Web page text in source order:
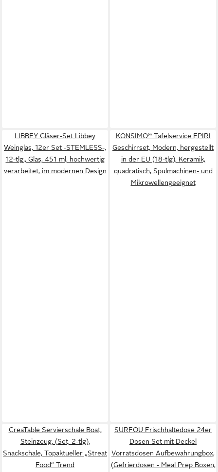
LIBBEY Gläser-Set Libbey
Weinglas, 12er Set -STEMLESS-,
12-tlg., Glas, 451 ml, hochwertig
verarbeitet, im modernen Design
KONSIMO® Tafelservice EPIRI
Geschirrset, Modern, hergestellt
in der EU (18-tlg), Keramik,
quadratisch, Spulmachinen- und
Mikrowellengeeignet
CreaTable Servierschale Boat,
Steinzeug, (Set, 2-tlg),
Snackschale, Topaktueller „Streat
Food“ Trend
SURFOU Frischhaltedose 24er
Dosen Set mit Deckel
Vorratsdosen Aufbewahrungbox,
(Gefrierdosen - Meal Prep Boxen,